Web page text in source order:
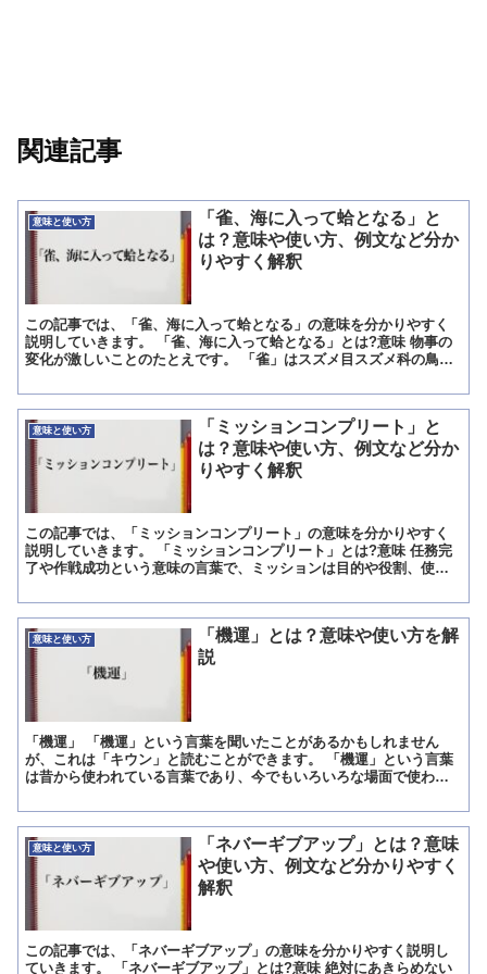
関連記事
意味と使い方
「雀、海に入って蛤となる」と
は？意味や使い方、例文など分か
りやすく解釈
この記事では、「雀、海に入って蛤となる」の意味を分かりやすく
説明していきます。 「雀、海に入って蛤となる」とは?意味 物事の
変化が激しいことのたとえです。 「雀」はスズメ目スズメ科の鳥の
意味と使い方
「ミッションコンプリート」と
は？意味や使い方、例文など分か
りやすく解釈
この記事では、「ミッションコンプリート」の意味を分かりやすく
説明していきます。 「ミッションコンプリート」とは?意味 任務完
了や作戦成功という意味の言葉で、ミッションは目的や役割、使
意味と使い方
「機運」とは？意味や使い方を解
説
「機運」 「機運」という言葉を聞いたことがあるかもしれません
が、これは「キウン」と読むことができます。 「機運」という言葉
は昔から使われている言葉であり、今でもいろいろな場面で使われ
意味と使い方
「ネバーギブアップ」とは？意味
や使い方、例文など分かりやすく
解釈
この記事では、「ネバーギブアップ」の意味を分かりやすく説明し
ていきます。 「ネバーギブアップ」とは?意味 絶対にあきらめない